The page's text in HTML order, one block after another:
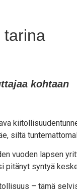
tarina
kohtaan
sil­tä
vuo­den lap­sen
syn­tyä
– tämä